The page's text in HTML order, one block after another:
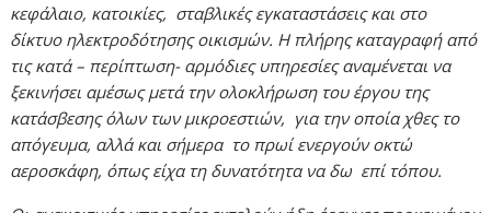
κεφάλαιο, κατοικίες, σταβλικές εγκαταστάσεις και στο
δίκτυο ηλεκτροδότησης οικισμών. Η πλήρης καταγραφή από
τις κατά – περίπτωση- αρμόδιες υπηρεσίες αναμένεται να
ξεκινήσει αμέσως μετά την ολοκλήρωση του έργου της
κατάσβεσης όλων των μικροεστιών, για την οποία χθες το
απόγευμα, αλλά και σήμερα το πρωί ενεργούν οκτώ
αεροσκάφη, όπως είχα τη δυνατότητα να δω επί τόπου.